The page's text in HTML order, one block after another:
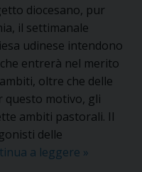
diocesano, pur
il settimanale
udinese intendono
entrerà nel merito
oltre che delle
questo motivo, gli
ambiti pastorali. Il
delle
a leggere Un
»